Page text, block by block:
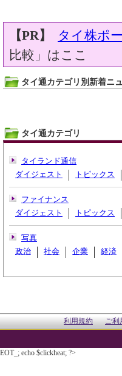
【PR】 タイ株ポ
比較」はここ
タイ通カテゴリ別新着ニ
タイ通カテゴリ
タイランド通信
ダイジェスト
トピックス
ファイナンス
ダイジェスト
トピックス
写真
政治
社会 企業 経済
利用規約 ご利
EOT_; echo $clickheat; ?>